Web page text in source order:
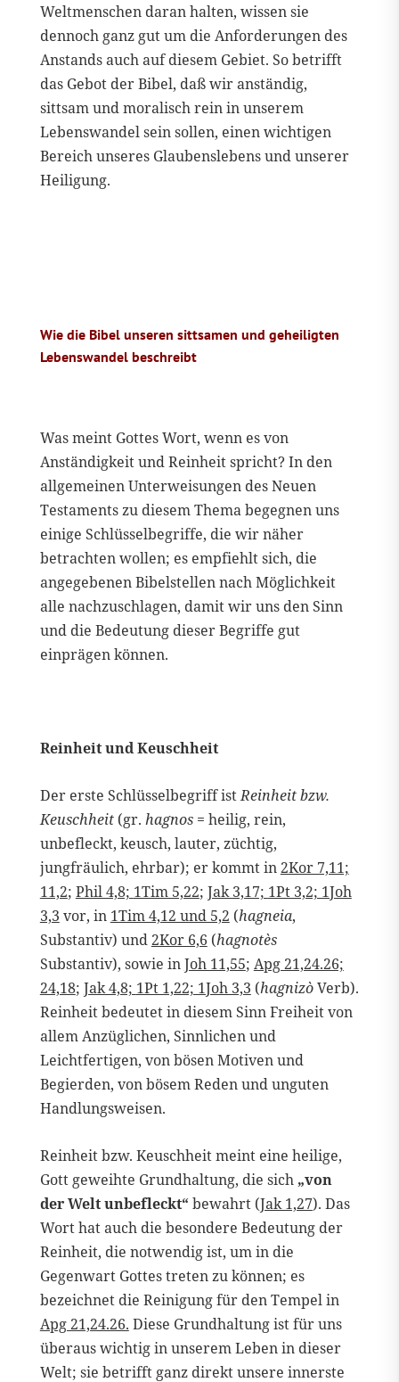
Weltmenschen daran halten, wissen sie
dennoch ganz gut um die Anforderungen des
Anstands auch auf diesem Gebiet. So betrifft
das Gebot der Bibel, daß wir anständig,
sittsam und moralisch rein in unserem
Lebenswandel sein sollen, einen wichtigen
Bereich unseres Glaubenslebens und unserer
Heiligung.
Wie die Bibel unseren sittsamen und geheiligten
Lebenswandel beschreibt
Was meint Gottes Wort, wenn es von
Anständigkeit und Reinheit spricht? In den
allgemeinen Unterweisungen des Neuen
Testaments zu diesem Thema begegnen uns
einige Schlüsselbegriffe, die wir näher
betrachten wollen; es empfiehlt sich, die
angegebenen Bibelstellen nach Möglichkeit
alle nachzuschlagen, damit wir uns den Sinn
und die Bedeutung dieser Begriffe gut
einprägen können.
Reinheit und Keuschheit
Der erste Schlüsselbegriff istReinheit bzw.
Keuschheit(gr. hagnos= heilig, rein,
unbefleckt, keusch, lauter, züchtig,
jungfräulich, ehrbar); er kommt in2Kor 7,11;
11,2; Phil 4,8; 1Tim 5,22; Jak 3,17; 1Pt 3,2; 1Joh
3,3 vor, in 1Tim 4,12 und 5,2 (hagneia,
Substantiv) und2Kor 6,6 (hagnotès
Substantiv), sowie inJoh 11,55; Apg 21,24.26;
24,18; Jak 4,8; 1Pt 1,22; 1Joh 3,3 (hagnizòVerb).
Reinheit bedeutet in diesem Sinn Freiheit von
allem Anzüglichen, Sinnlichen und
Leichtfertigen, von bösen Motiven und
Begierden, von bösem Reden und unguten
Handlungsweisen.
Reinheit bzw. Keuschheit meint eine heilige,
Gott geweihte Grundhaltung, die sich „von
der Welt unbefleckt“ bewahrt (Jak 1,27). Das
Wort hat auch die besondere Bedeutung der
Reinheit, die notwendig ist, um in die
Gegenwart Gottes treten zu können; es
bezeichnet die Reinigung für den Tempel in
Apg 21,24.26. Diese Grundhaltung ist für uns
überaus wichtig in unserem Leben in dieser
Welt; sie betrifft ganz direkt unsere innerste